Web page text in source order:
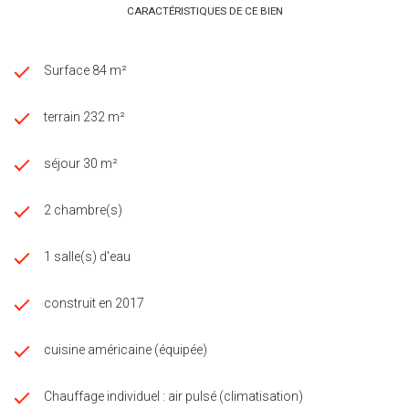
CARACTÉRISTIQUES DE CE BIEN
Surface 84 m²
terrain 232 m²
séjour 30 m²
2 chambre(s)
1 salle(s) d'eau
construit en 2017
cuisine américaine (équipée)
Chauffage individuel : air pulsé (climatisation)